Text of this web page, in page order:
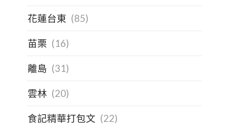
花蓮台東 (85)
苗栗 (16)
離島 (31)
雲林 (20)
食記精華打包文 (22)